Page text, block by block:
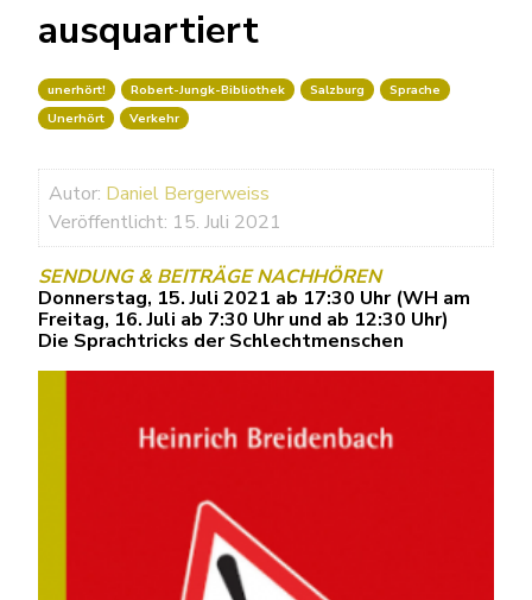
ausquartiert
unerhört! Robert-Jungk-Bibliothek Salzburg
Sprache
Unerhört
Verkehr
Autor: Daniel Bergerweiss
Veröffentlicht: 15. Juli 2021
SENDUNG & BEITRÄGE NACHHÖREN
Donnerstag, 15. Juli 2021 ab 17:30 Uhr (WH am
Freitag, 16. Juli ab 7:30 Uhr und ab 12:30 Uhr)
Die Sprachtricks der Schlechtmenschen